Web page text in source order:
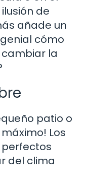
de
añade un
cómo
la
patio o
Los
del clima